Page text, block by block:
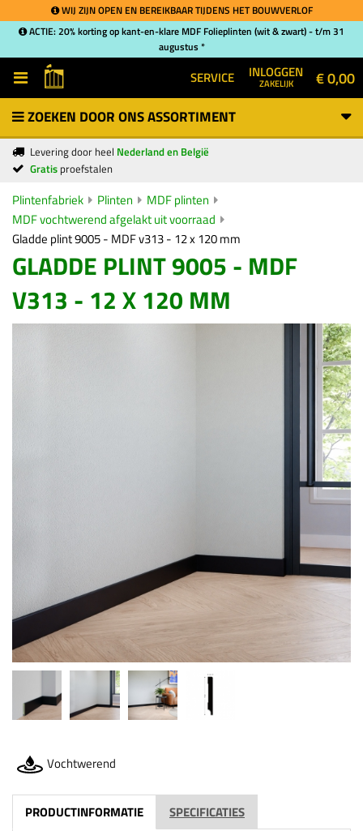
WIJ ZIJN OPEN EN BEREIKBAAR TIJDENS HET BOUWVERLOF
ACTIE: 20% korting op kant-en-klare MDF Folieplinten (wit & zwart) - t/m 31
augustus *
SERVICE INLOGGEN
ZAKELIJK € 0,00
ZOEKEN DOOR ONS ASSORTIMENT
Levering door heel Nederland en België
Gratis proefstalen
Plintenfabriek Plinten
MDF plinten
MDF vochtwerend afgelakt uit voorraad
Gladde plint 9005 - MDF v313 - 12 x 120 mm
GLADDE PLINT 9005 - MDF
V313 - 12 X 120 MM
Vochtwerend
PRODUCTINFORMATIE SPECIFICATIES